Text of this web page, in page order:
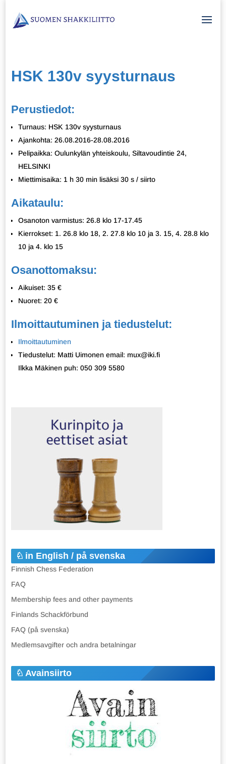
HSK 130v syysturnaus
Perustiedot:
Turnaus: HSK 130v syysturnaus
Ajankohta: 26.08.2016-28.08.2016
Pelipaikka: Oulunkylän yhteiskoulu, Siltavoudintie 24,
HELSINKI
Miettimisaika: 1 h 30 min lisäksi 30 s / siirto
Aikataulu:
Osanoton varmistus: 26.8 klo 17-17.45
Kierrokset: 1. 26.8 klo 18, 2. 27.8 klo 10 ja 3. 15, 4. 28.8 klo
10 ja 4. klo 15
Osanottomaksu:
Aikuiset: 35 €
Nuoret: 20 €
Ilmoittautuminen ja tiedustelut:
Ilmoittautuminen
Tiedustelut: Matti Uimonen email: mux@iki.fi
Ilkka Mäkinen puh: 050 309 5580
in English / på svenska
Finnish Chess Federation
FAQ
Membership fees and other payments
Finlands Schackförbund
FAQ (på svenska)
Medlemsavgifter och andra betalningar
Avainsiirto